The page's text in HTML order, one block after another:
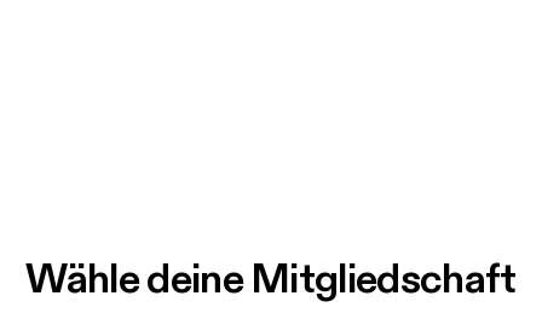
Wähle deine Mitgliedschaft